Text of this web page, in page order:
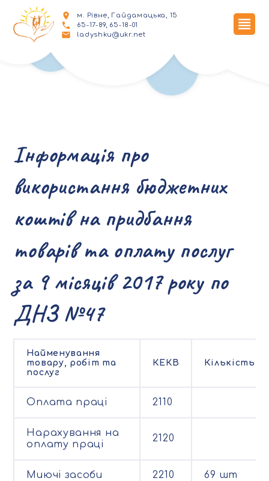
м. Рівне, Гайдамацька, 15
65-17-89, 65-18-01
ladyshku@ukr.net
Інформація про
використання бюджетних
коштів на придбання
товарів та оплату послуг
за 9 місяців 2017 року по
ДНЗ №47
Найменування
товару, робіт та
послуг
КЕКВ Кількість
Оплата праці 2110
Нарахування на
оплату праці
2120
Миючі засоби 2210 69 шт